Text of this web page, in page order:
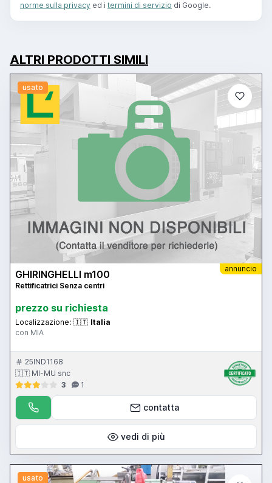
norme sulla privacy ed i termini di servizio di Google.
ALTRI PRODOTTI SIMILI
usato
annuncio
GHIRINGHELLI m100
Rettificatrici Senza centri
prezzo su richiesta
Localizzazione: 🇮🇹 Italia
con MIA
25IND1168
🇮🇹 MI-MU snc
3
1
contatta
vedi di più
usato